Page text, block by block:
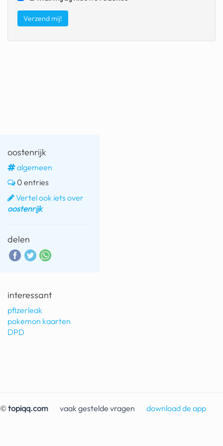
fatbike
oostenrijk
algemeen
0 entries
Vertel ook iets over
oostenrijk
delen
interessant
pfizerleak
pokemon kaarten
DPD
©topiqq.com vaak gestelde vragen
download de app